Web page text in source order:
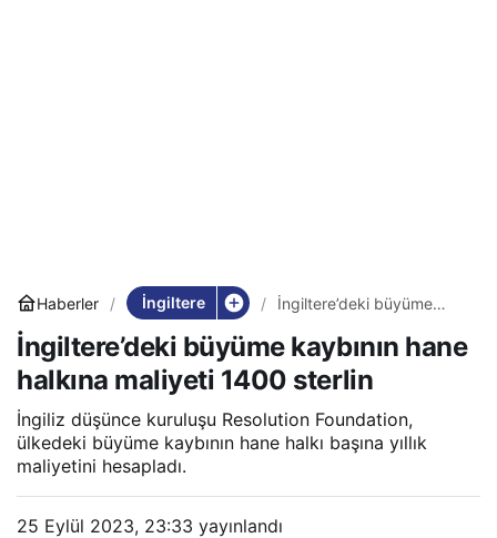
Haberler İngiltere
İngiltere’deki büyüme
maliyeti 1400 sterlin
İngiltere’deki büyüme kaybının hane
halkına maliyeti 1400 sterlin
İngiliz düşünce kuruluşu Resolution Foundation,
ülkedeki büyüme kaybının hane halkı başına yıllık
maliyetini hesapladı.
25 Eylül 2023, 23:33 yayınlandı